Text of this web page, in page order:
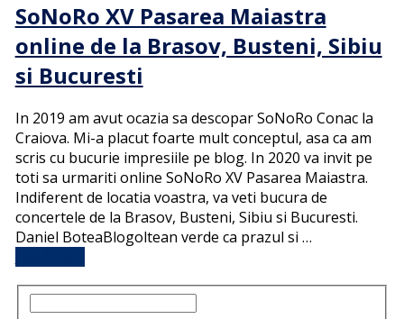
SoNoRo XV Pasarea Maiastra
online de la Brasov, Busteni, Sibiu
si Bucuresti
In 2019 am avut ocazia sa descopar SoNoRo Conac la
Craiova. Mi-a placut foarte mult conceptul, asa ca am
scris cu bucurie impresiile pe blog. In 2020 va invit pe
toti sa urmariti online SoNoRo XV Pasarea Maiastra.
Indiferent de locatia voastra, va veti bucura de
concertele de la Brasov, Busteni, Sibiu si Bucuresti.
Daniel BoteaBlogoltean verde ca prazul si …